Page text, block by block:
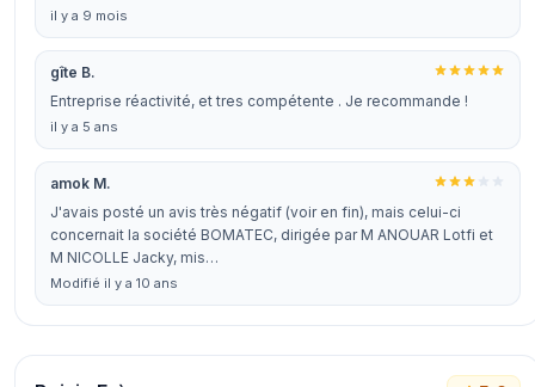
il y a 9 mois
gîte B.
Entreprise réactivité, et tres compétente . Je recommande !
il y a 5 ans
amok M.
J'avais posté un avis très négatif (voir en fin), mais celui-ci
concernait la société BOMATEC, dirigée par M ANOUAR Lotfi et
M NICOLLE Jacky, mis…
Modifié il y a 10 ans